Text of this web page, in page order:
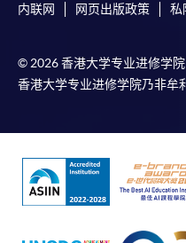
内联网 网页出版政策 私
© 2026 香港大学专业进修学
香港大学专业进修学院乃非牟